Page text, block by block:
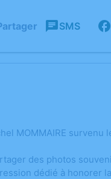
SMS
MOMMAIRE survenu
des photos
dédié à honorer